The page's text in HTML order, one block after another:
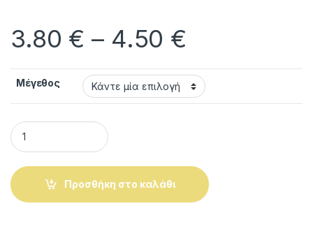
3.80 € – 4.50 €
Μέγεθος
Καλώδιο Κεραίας M/F (3m-4m) quantity
Προσθήκη στο καλάθι